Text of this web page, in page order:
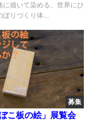
に描いて染める、世界にひ
りづくり体...
募集
こ板の絵」展覧会